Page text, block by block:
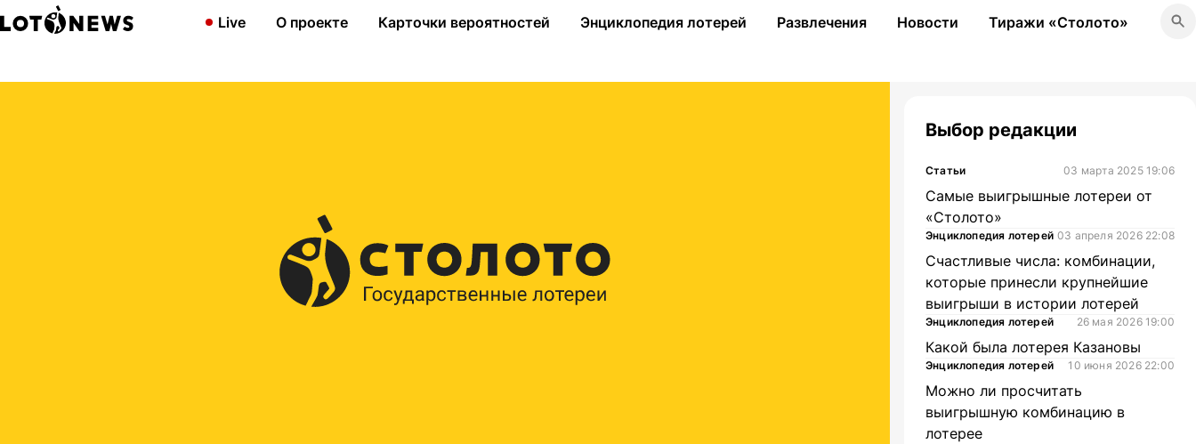
Live О проекте Карточки вероятностей Энциклопедия лотерей Развлечения Новости Тиражи «Столото»
Выбор редакции
Статьи 03 марта 2025 19:06
Самые выигрышные лотереи от
«Столото»
Энциклопедия лотерей 03 апреля 2026 22:08
Счастливые числа: комбинации,
которые принесли крупнейшие
выигрыши в истории лотерей
Энциклопедия лотерей 26 мая 2026 19:00
Какой была лотерея Казановы
Энциклопедия лотерей 10 июня 2026 22:00
Можно ли просчитать
выигрышную комбинацию в
лотерее